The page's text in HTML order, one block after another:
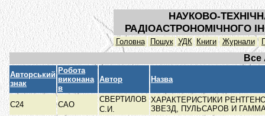
НАУКОВО-
РАДІОАСТРОНОМІЧНОГО
Головна Пошук УДК Книги Журнали
Все
Авторський
знак
Робота
виконана
в
Автор Назва
С24 САО
СВЕРТИЛОВ
С.И.
ХАРАКТЕРИСТИКИ
ЗВЕЗД, ПУЛЬСАРОВ И